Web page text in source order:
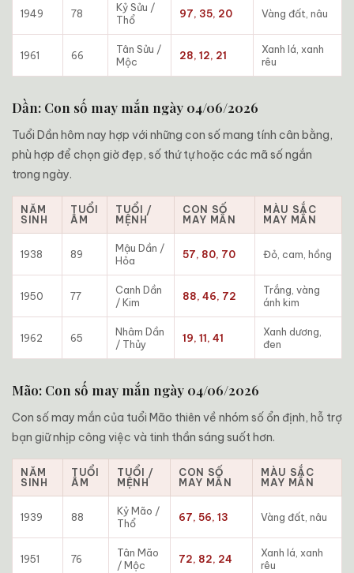
1949 78
Kỷ Sửu /
Thổ
97, 35, 20 Vàng đất, nâu
1961 66
Tân Sửu /
Mộc
28, 12, 21
Xanh lá, xanh
rêu
Dần: Con số may mắn ngày 04/06/2026
Tuổi Dần hôm nay hợp với những con số mang tính cân bằng,
phù hợp để chọn giờ đẹp, số thứ tự hoặc các mã số ngắn
trong ngày.
NĂM
SINH
TUỔI
ÂM
TUỔI /
MỆNH
CON SỐ
MAY MẮN
MÀU SẮC
MAY MẮN
1938 89
Mậu Dần /
Hỏa
57, 80, 70 Đỏ, cam, hồng
1950 77
Canh Dần
/ Kim
88, 46, 72
Trắng, vàng
ánh kim
1962 65
Nhâm Dần
/ Thủy
19, 11, 41
Xanh dương,
đen
Mão: Con số may mắn ngày 04/06/2026
Con số may mắn của tuổi Mão thiên về nhóm số ổn định, hỗ trợ
bạn giữ nhịp công việc và tinh thần sáng suốt hơn.
NĂM
SINH
TUỔI
ÂM
TUỔI /
MỆNH
CON SỐ
MAY MẮN
MÀU SẮC
MAY MẮN
1939 88
Kỷ Mão /
Thổ
67, 56, 13 Vàng đất, nâu
1951 76
Tân Mão
/ Mộc
72, 82, 24
Xanh lá, xanh
rêu